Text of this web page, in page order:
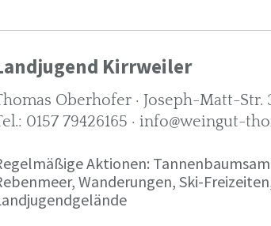
Kirrweiler
Oberhofer · Joseph-Matt-Str.
0157 79426165 · info@weingut-
Aktionen:
Wanderungen, Ski-